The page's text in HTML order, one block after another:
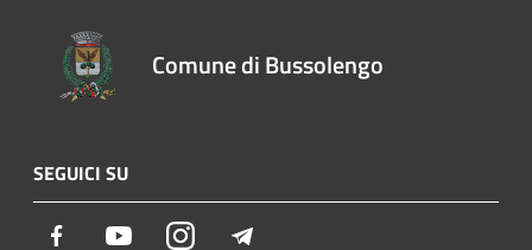
Comune di Bussolengo
SEGUICI SU
Facebook YoutubeInstagram